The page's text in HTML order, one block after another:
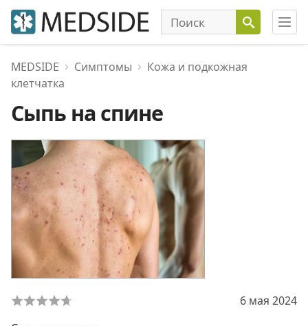
MEDSIDE Симптомы
Кожа и подкожная
клетчатка
Сыпь на спине
6 мая 2024